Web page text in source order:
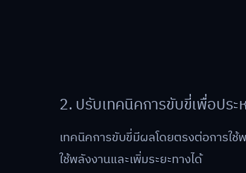
2. ปรับเทคนิคการขับขี่เพื่อปร
เทคนิคการขับขี่มีผลโดยตรงต่อการใ
ใช้พลังงานและเพิ่มระยะทางได้